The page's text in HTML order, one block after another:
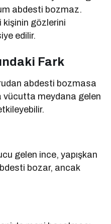
abdesti bozmaz.
kişinin gözlerini
edilir.
Fark
abdesti bozmasa
vücutta meydana gelen
gelen ince, yapışkan
bozar, ancak